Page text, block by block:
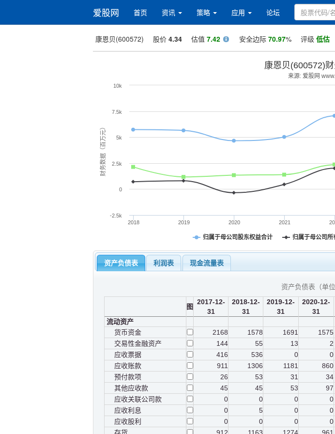
爱股网 首页 资讯 策略 应用 论坛
康恩贝(600572) 股价 4.34 估值 7.42 安全边际 70.97% 评级 低估
财务数据（百万元）
康恩贝(600572)
来源: 爱股网
归属于母公司股东权益合计 归属于母公司所
2018 2019 2020 2021
-2.5k
0
2.5k
5k
7.5k
10k
资产负债表 利润表 现金流量表
资产负债表（单位
图
2017-12-
31
2018-12-
31
2019-12-
31
2020-12-
31
流动资产
货币资金
2168 1578 1691 1575
交易性金融资产
144 55 13 2
应收票据
416 536 0 0
应收账款
911 1306 1181 860
预付款项
26 53 31 34
其他应收款
45 45 53 97
应收关联公司款
0 0 0 0
应收利息
0 5 0 0
应收股利
0 0 0 0
存货
912 1163 1274 961